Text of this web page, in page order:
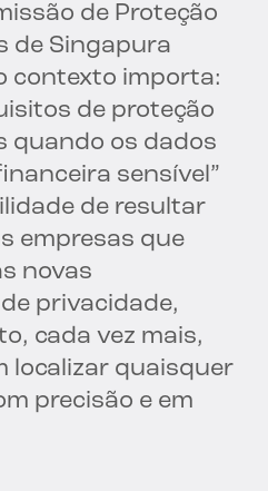
de Proteção
de Singapura
contexto importa:
de proteção
quando os dados
sensível”
de resultar
empresas que
novas
privacidade,
cada vez mais,
localizar quaisquer
precisão e em